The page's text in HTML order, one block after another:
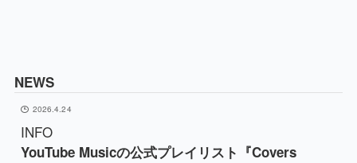
NEWS
2026.4.24
INFO
YouTube Musicの公式プレイリスト『Covers